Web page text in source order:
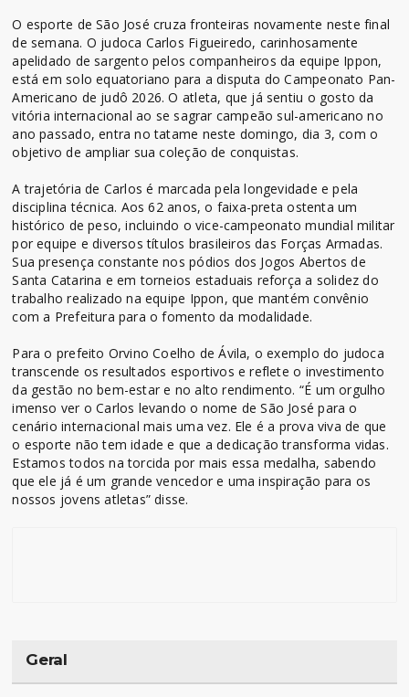
O esporte de São José cruza fronteiras novamente neste final
de semana. O judoca Carlos Figueiredo, carinhosamente
apelidado de sargento pelos companheiros da equipe Ippon,
está em solo equatoriano para a disputa do Campeonato Pan-
Americano de judô 2026. O atleta, que já sentiu o gosto da
vitória internacional ao se sagrar campeão sul-americano no
ano passado, entra no tatame neste domingo, dia 3, com o
objetivo de ampliar sua coleção de conquistas.
A trajetória de Carlos é marcada pela longevidade e pela
disciplina técnica. Aos 62 anos, o faixa-preta ostenta um
histórico de peso, incluindo o vice-campeonato mundial militar
por equipe e diversos títulos brasileiros das Forças Armadas.
Sua presença constante nos pódios dos Jogos Abertos de
Santa Catarina e em torneios estaduais reforça a solidez do
trabalho realizado na equipe Ippon, que mantém convênio
com a Prefeitura para o fomento da modalidade.
Para o prefeito Orvino Coelho de Ávila, o exemplo do judoca
transcende os resultados esportivos e reflete o investimento
da gestão no bem-estar e no alto rendimento. “É um orgulho
imenso ver o Carlos levando o nome de São José para o
cenário internacional mais uma vez. Ele é a prova viva de que
o esporte não tem idade e que a dedicação transforma vidas.
Estamos todos na torcida por mais essa medalha, sabendo
que ele já é um grande vencedor e uma inspiração para os
nossos jovens atletas” disse.
Geral